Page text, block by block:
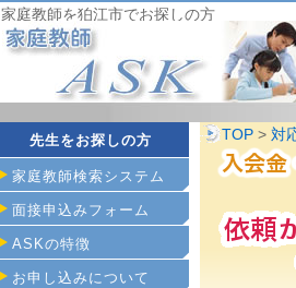
家庭教師を狛江市でお探しの方
TOP > 対
先生をお探しの方
家庭教師検索システム
面接申込みフォーム
ASKの特徴
お申し込みについて